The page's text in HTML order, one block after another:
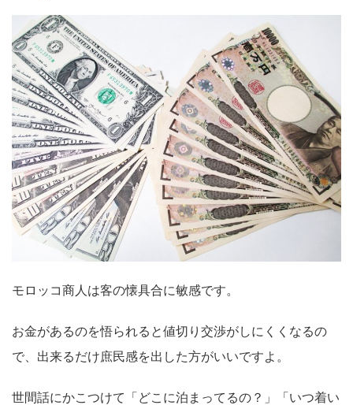
モロッコ商人は客の懐具合に敏感です。
お金があるのを悟られると値切り交渉がしにくくなるの
で、出来るだけ庶民感を出した方がいいですよ。
世間話にかこつけて「どこに泊まってるの？」「いつ着い